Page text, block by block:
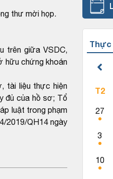
thư mời họp.
giữa VSDC,
hữu chứng khoán
tài liệu thực hiện
đủ của hồ sơ; Tổ
luật trong phạm
2019/QH14 ngày
Thực
T2
27
3
10